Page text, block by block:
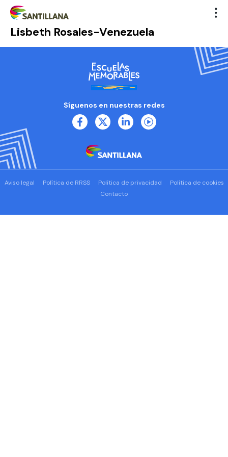
Lisbeth Rosales-Venezuela
Síguenos en nuestras redes
Aviso legal Política de RRSS Política de privacidad
Política de cookies
Contacto